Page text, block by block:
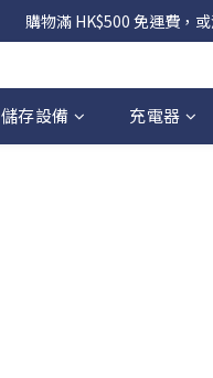
購物滿 HK$500 免運費，
儲存設備 充電器